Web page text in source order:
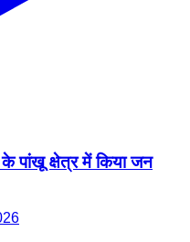
के पांखू क्षेत्र में किया जन